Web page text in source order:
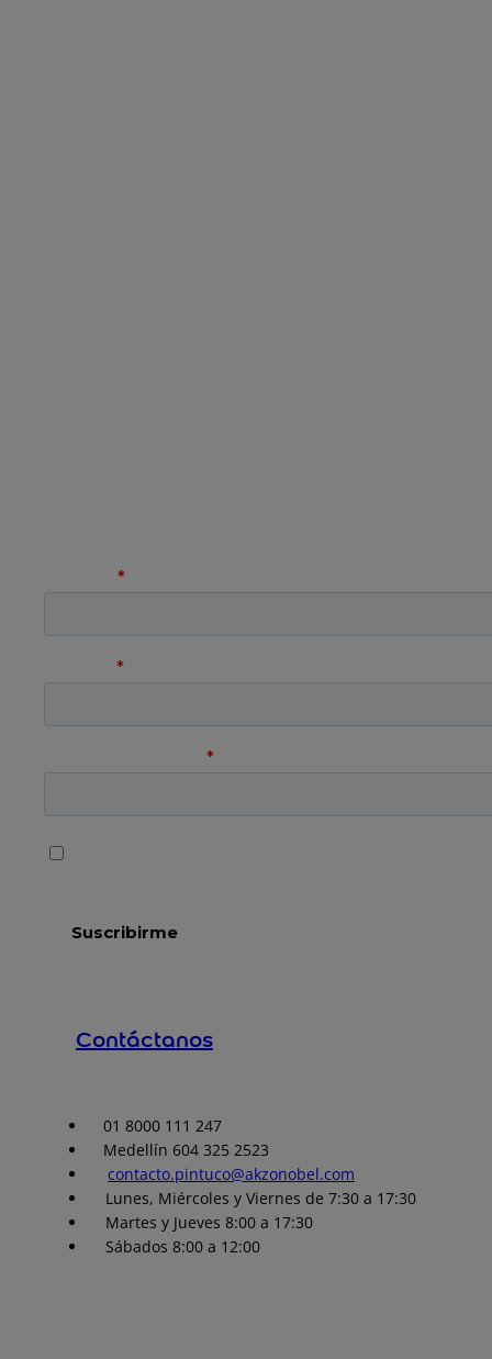
Contáctanos
01 8000 111 247
Medellín 604 325 2523
contacto.pintuco@akzonobel.com
Lunes, Miércoles y Viernes de 7:30 a 17:30
Martes y Jueves 8:00 a 17:30
Sábados 8:00 a 12:00